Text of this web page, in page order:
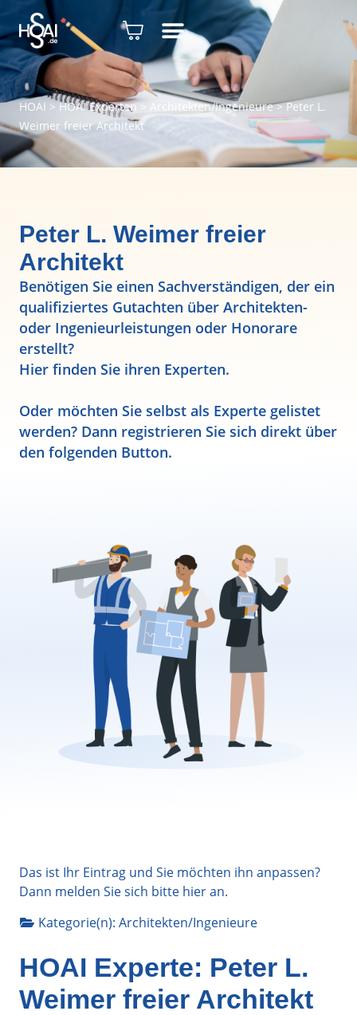
HOAI > HOAI Experten> Architekten/Ingenieure>Peter L.
Weimer freier Architekt
Peter L. Weimer freier
Architekt
Benötigen Sie einen Sachverständigen, der ein
qualifiziertes Gutachten über Architekten-
oder Ingenieurleistungen oder Honorare
erstellt?
Hier finden Sie ihren Experten.
Oder möchten Sie selbst als Experte gelistet
werden? Dann registrieren Sie sich direkt über
den folgenden Button.
Das ist Ihr Eintrag und Sie möchten ihn anpassen?
Dann melden Sie sich bitte hieran.
Kategorie(n): Architekten/Ingenieure
HOAI Experte: Peter L.
Weimer freier Architekt